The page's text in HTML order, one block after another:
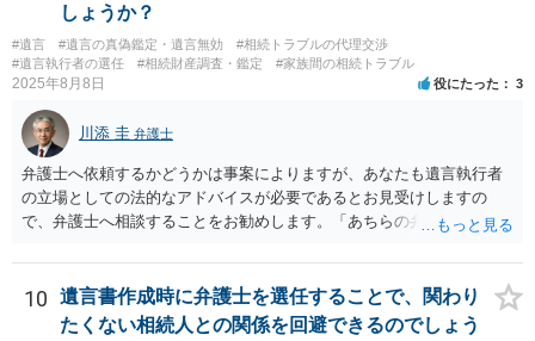
しょうか？
#遺言 #遺言の真偽鑑定・遺言無効
#相続トラブルの代理交渉
#遺言執行者の選任
#相続財産調査・鑑定 #家族間の相続トラブル
2025年8月8日 役にたった 3
川添 圭 弁護士
弁護士へ依頼するかどうかは事案によりますが、あなたも遺言執行者
の立場としての法的なアドバイスが必要であるとお見受けしますの
で、弁護士へ相談することをお勧めします。「あちらの弁護士」（元
誘導しかしてこないと思います。
10
遺言書作成時に弁護士を選任することで、関わり
たくない相続人との関係を回避できるのでしょう